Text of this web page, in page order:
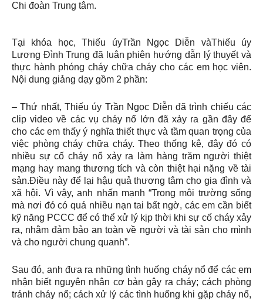
Chi đoàn Trung tâm.
Tại khóa học, Thiếu úyTrần Ngọc Diễn vàThiếu úy
Lương Đình Trung đã luân phiên hướng dẫn lý thuyết và
thực hành phóng cháy chữa cháy cho các em học viên.
Nội dung giảng dạy gồm 2 phần:
– Thứ nhất, Thiếu úy Trần Ngọc Diễn đã trình chiếu các
clip video về các vụ cháy nổ lớn đã xảy ra gần đây để
cho các em thấy ý nghĩa thiết thực và tầm quan trọng của
việc phòng cháy chữa cháy. Theo thống kê, đây đó có
nhiều sự cố cháy nổ xảy ra làm hàng trăm người thiệt
mạng hay mang thương tích và còn thiệt hại nặng về tài
sản.Điều này để lại hậu quả thương tâm cho gia đình và
xã hội. Vì vậy, anh nhấn mạnh “Trong môi trường sống
mà nơi đó có quá nhiều nạn tai bất ngờ, các em cần biết
kỹ năng PCCC để có thể xử lý kịp thời khi sự cố cháy xảy
ra, nhằm đảm bảo an toàn về người và tài sản cho mình
và cho người chung quanh”.
Sau đó, anh đưa ra những tình huống cháy nổ để các em
nhận biết nguyên nhân cơ bản gây ra cháy; cách phòng
tránh cháy nổ; cách xử lý các tình huống khi gặp cháy nổ,